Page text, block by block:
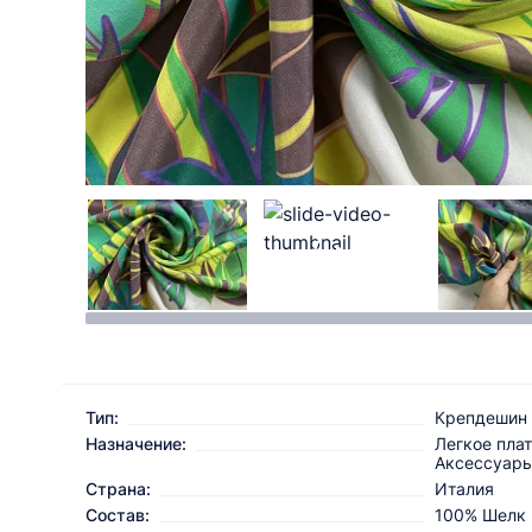
Тип:
Крепдешин
Назначение:
Легкое
Страна:
Италия
Состав:
100% Шелк